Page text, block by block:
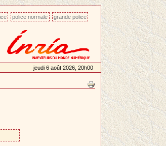
police normale grande police
jeudi 6 août 2026, 20h00